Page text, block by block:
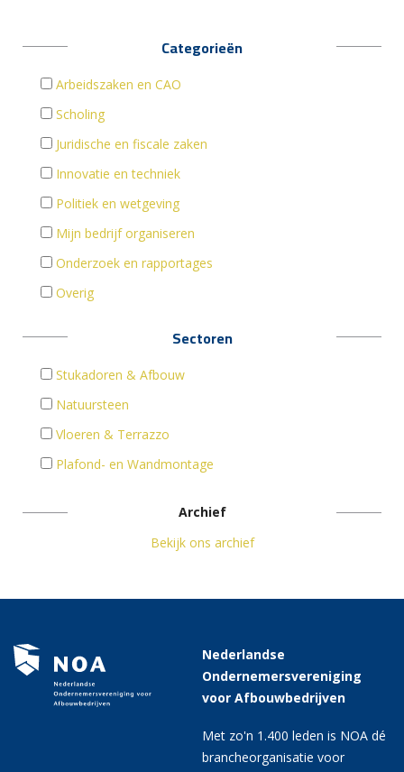
Categorieën
Arbeidszaken en CAO
Scholing
Juridische en fiscale zaken
Innovatie en techniek
Politiek en wetgeving
Mijn bedrijf organiseren
Onderzoek en rapportages
Overig
Sectoren
Stukadoren & Afbouw
Natuursteen
Vloeren & Terrazzo
Plafond- en Wandmontage
Archief
Bekijk ons archief
Nederlandse
Ondernemersvereniging
voor Afbouwbedrijven
Met zo'n 1.400 leden is NOA dé
brancheorganisatie voor